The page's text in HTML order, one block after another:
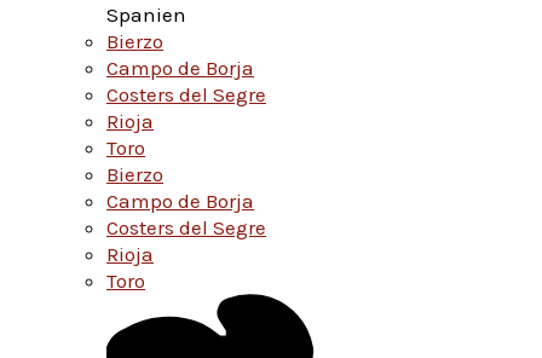
Spanien
Bierzo
Campo de Borja
Costers del Segre
Rioja
Toro
Bierzo
Campo de Borja
Costers del Segre
Rioja
Toro